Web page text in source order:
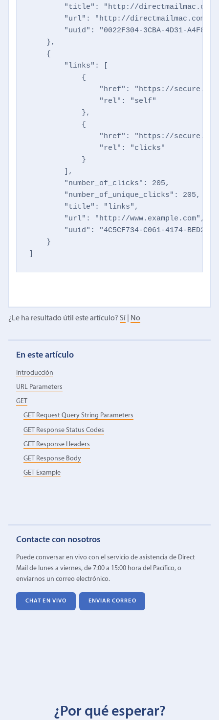
"title": "http://
        "url": "http://directmailmac.com",
"uuid": "0022F304-3CBA-4D31-A4F8-
    },
    {
        "links": [
            {
"href": "https://
                "rel": "self"
            },
            {
"href": "https://
                "rel": "clicks"
            }
        ],
        "number_of_clicks": 205,
        "number_of_unique_clicks": 205,
        "title": "links",
        "url": "http://www.example.com",
"uuid": "4C5CF734-C061-4174-BED2-
    }
]
¿Le ha resultado útil este artículo? Sí No
En este artículo
Introducción
URL Parameters
GET
GET Request Query String Parameters
GET Response Status Codes
GET Response Headers
GET Response Body
GET Example
Contacte con nosotros
Puede conversar en vivo con el servicio de asistencia de Direct
Mail de lunes a viernes, de 7:00 a 15:00 hora del Pacífico, o
enviarnos un correo electrónico.
CHAT EN VIVO ENVIAR CORREO
¿Por qué esperar?